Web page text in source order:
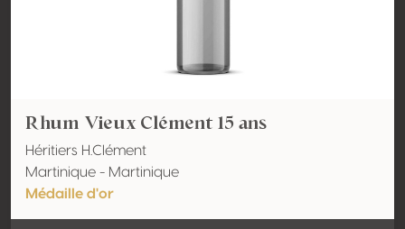
Rhum Vieux Clément 15 ans
Héritiers H.Clément
Martinique - Martinique
Médaille d'or